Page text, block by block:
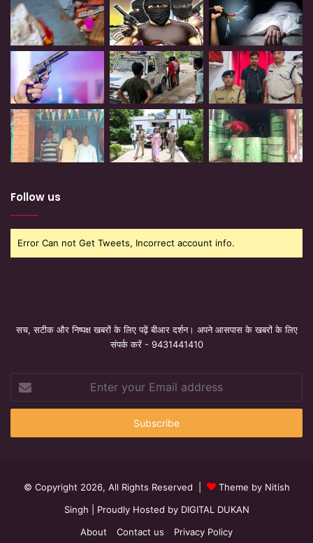
Follow us
Error Can not Get Tweets, Incorrect account info.
सच, सटीक और निष्पक्ष खबरों के लिए पढ़ें बीआर दर्शन। अपने आसपास के खबरों के लिए
संपर्क करें - 9431441410
your
Email
© Copyright 2026, All Rights Reserved |
Theme by Nitish
Singh | Proudly Hosted by DIGITAL DUKAN
About
Contact us Privacy Policy